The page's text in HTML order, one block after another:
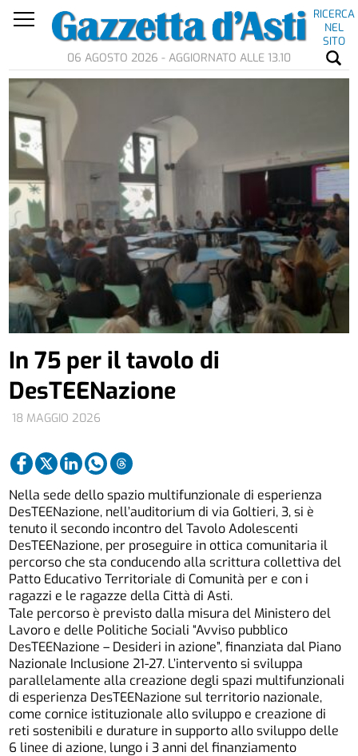
RICERCA
NEL
SITO
06 AGOSTO 2026 - AGGIORNATO ALLE 13.10
18 MAGGIO 2026
In 75 per il tavolo di
DesTEENazione
Nella sede dello spazio multifunzionale di esperienza
DesTEENazione, nell’auditorium di via Goltieri, 3, si è
tenuto il secondo incontro del Tavolo Adolescenti
DesTEENazione, per proseguire in ottica comunitaria il
percorso che sta conducendo alla scrittura collettiva del
Patto Educativo Territoriale di Comunità per e con i
ragazzi e le ragazze della Città di Asti.
Tale percorso è previsto dalla misura del Ministero del
Lavoro e delle Politiche Sociali “Avviso pubblico
DesTEENazione – Desideri in azione”, finanziata dal Piano
Nazionale Inclusione 21-27. L’intervento si sviluppa
parallelamente alla creazione degli spazi multifunzionali
di esperienza DesTEENazione sul territorio nazionale,
come cornice istituzionale allo sviluppo e creazione di
reti sostenibili e durature in supporto allo sviluppo delle
6 linee di azione, lungo i 3 anni del finanziamento